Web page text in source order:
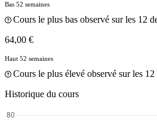
Bas 52 semaines
Cours le plus bas observé sur les 12
64,00 €
Haut 52 semaines
Cours le plus élevé observé sur les
Historique du cours